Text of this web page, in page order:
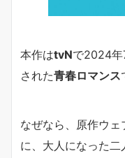
本作はtvNで2024年
された青春ロマンス
なぜなら、原作ウェ
に、大人になった